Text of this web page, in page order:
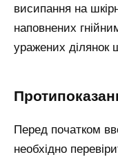
висипання на
наповнених
уражених ділянок
Перед початком
необхідно